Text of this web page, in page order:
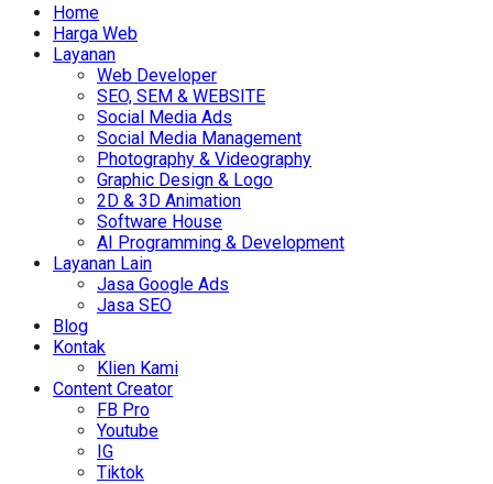
Home
Harga Web
Layanan
Web Developer
SEO, SEM & WEBSITE
Social Media Ads
Social Media Management
Photography & Videography
Graphic Design & Logo
2D & 3D Animation
Software House
AI Programming & Development
Layanan Lain
Jasa Google Ads
Jasa SEO
Blog
Kontak
Klien Kami
Content Creator
FB Pro
Youtube
IG
Tiktok